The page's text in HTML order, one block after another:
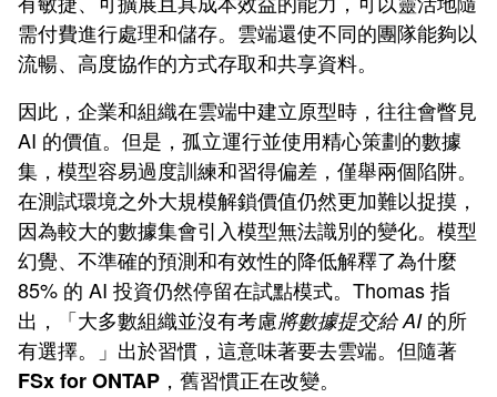
需付費進行處理和儲存。雲端還使不同的團隊能夠以
流暢、高度協作的方式存取和共享資料。
因此，企業和組織在雲端中建立原型時，往往會瞥見
AI 的價值。但是，孤立運行並使用精心策劃的數據
集，模型容易過度訓練和習得偏差，僅舉兩個陷阱。
在測試環境之外大規模解鎖價值仍然更加難以捉摸，
因為較大的數據集會引入模型無法識別的變化。模型
幻覺、不準確的預測和有效性的降低解釋了為什麼
85% 的 AI 投資仍然停留在試點模式。Thomas 指
出，「大多數組織並沒有考慮將數據提交給 AI的所
有選擇。」出於習慣，這意味著要去雲端。但隨著
FSx for ONTAP ，舊習慣正在改變。